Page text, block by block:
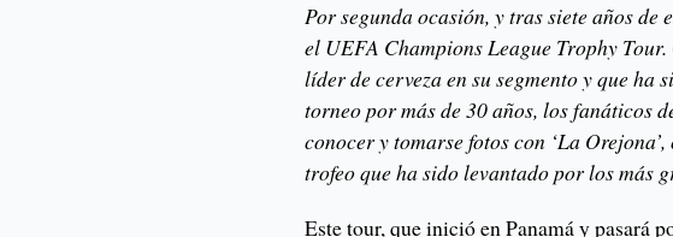
Por segunda ocasión, y tras siete años
el UEFA Champions League Trophy
líder de cerveza en su segmento y que
torneo por más de 30 años, los fanáticos
conocer y tomarse fotos con ‘La
trofeo que ha sido levantado por los más
Este tour, que inició en Panamá y pasará